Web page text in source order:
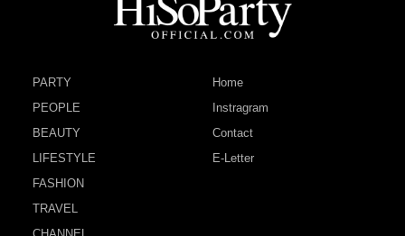
PARTY
PEOPLE
BEAUTY
LIFESTYLE
FASHION
TRAVEL
Home
Instragram
Contact
E-Letter